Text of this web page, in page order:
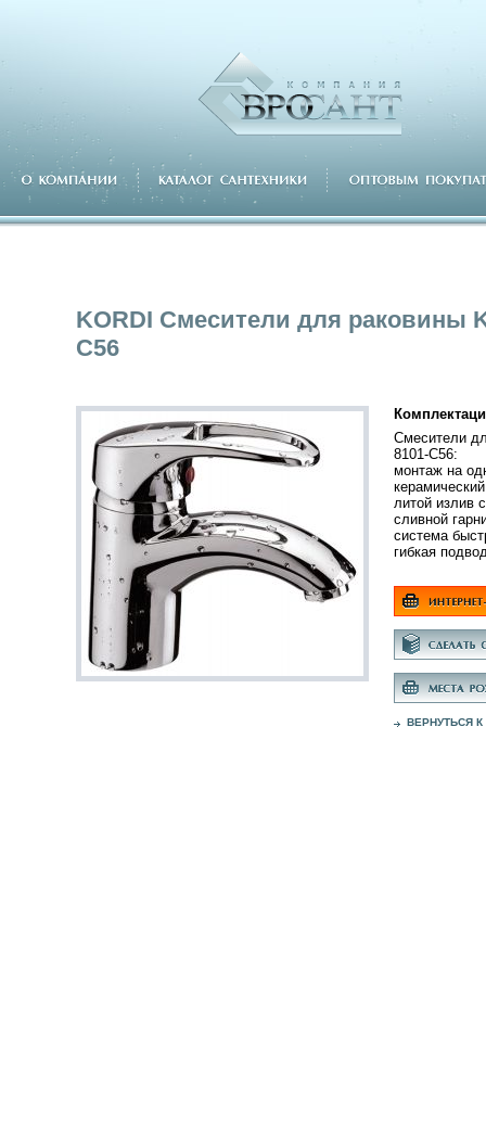
KORDI Смесители для раковины
C56
Смесители
8101-C56:
монтаж на
литой излив
сливной
система
гибкая
ВЕРНУТЬСЯ К